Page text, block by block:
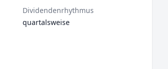
Dividendenrhythmus
quartalsweise